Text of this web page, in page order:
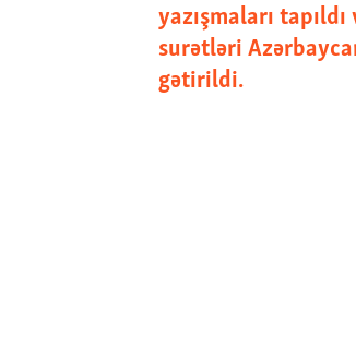
yazışmaları tapıldı
surətləri
gətirildi.